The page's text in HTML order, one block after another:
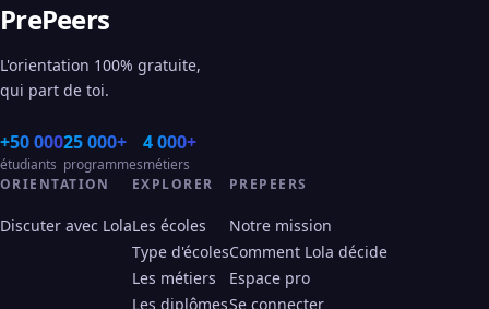
PrePeers
L'orientation 100% gratuite,
qui part de toi.
+50 000
étudiants
25 000+
programmes
4 000+
métiers
ORIENTATION
Discuter avec Lola
EXPLORER
Les écoles
Type d'écoles
Les métiers
Les diplômes
PREPEERS
Notre mission
Comment Lola décide
Espace pro
Se connecter